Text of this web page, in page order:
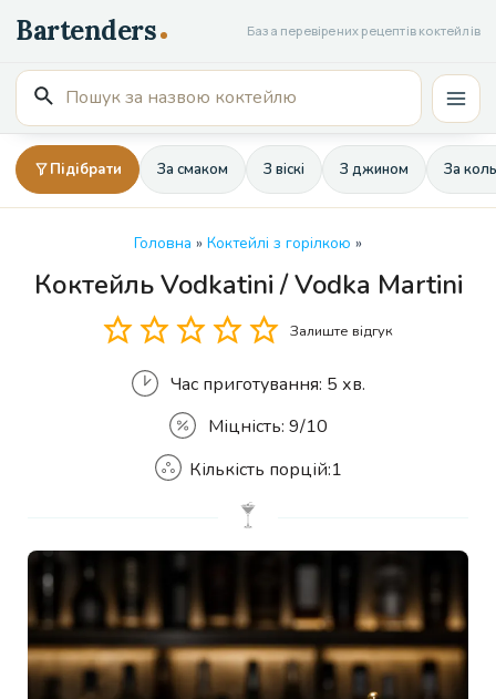
до
вмісту
База перевірених рецептів коктейлів
Пошук
для:
Підібрати За смаком З віскі З джином За
Головна » Коктейлі з горілкою »
Коктейль Vodkatini / Vodka Martini
Залиште відгук
Час приготування: 5 хв.
Міцність: 9/10
Кількість
Кількість порцій:1